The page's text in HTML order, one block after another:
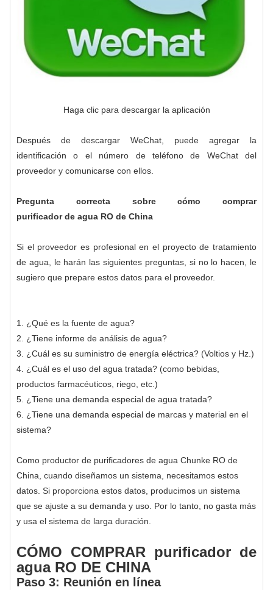
Haga clic para descargar la aplicación
Después de descargar WeChat, puede agregar la
identificación o el número de teléfono de WeChat del
proveedor y comunicarse con ellos.
Pregunta correcta sobre cómo comprar
purificador de agua RO de China
Si el proveedor es profesional en el proyecto de tratamiento
de agua, le harán las siguientes preguntas, si no lo hacen, le
sugiero que prepare estos datos para el proveedor.
1. ¿Qué es la fuente de agua?
2. ¿Tiene informe de análisis de agua?
3. ¿Cuál es su suministro de energía eléctrica? (Voltios y Hz.)
4. ¿Cuál es el uso del agua tratada? (como bebidas,
productos farmacéuticos, riego, etc.)
5. ¿Tiene una demanda especial de agua tratada?
6. ¿Tiene una demanda especial de marcas y material en el
sistema?
Como productor de purificadores de agua Chunke RO de
China, cuando diseñamos un sistema, necesitamos estos
datos. Si proporciona estos datos, producimos un sistema
que se ajuste a su demanda y uso. Por lo tanto, no gasta más
y usa el sistema de larga duración.
CÓMO COMPRAR purificador de
agua RO DE CHINA
Paso 3: Reunión en línea